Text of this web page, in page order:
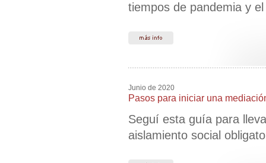
tiempos de pandemia y
Junio de 2020
Pasos para iniciar una
Seguí esta guía para
aislamiento social